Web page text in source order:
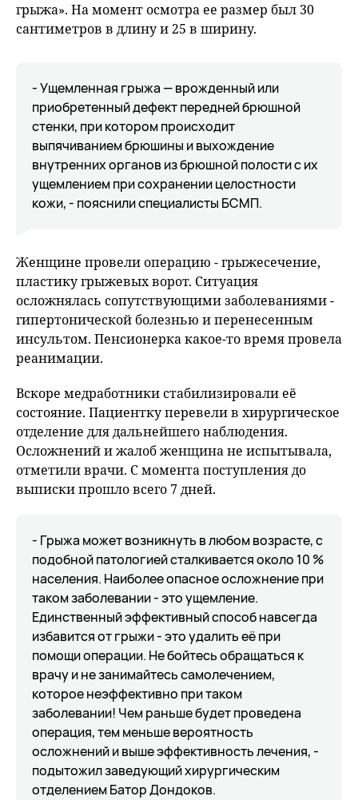
грыжа». На момент осмотра ее размер был 30
сантиметров в длину и 25 в ширину.
- Ущемленная грыжа — врожденный или
приобретенный дефект передней брюшной
стенки, при котором происходит
выпячиванием брюшины и выхождение
внутренних органов из брюшной полости с их
ущемлением при сохранении целостности
кожи, - пояснили специалисты БСМП.
Женщине провели операцию - грыжесечение,
пластику грыжевых ворот. Ситуация
осложнялась сопутствующими заболеваниями -
гипертонической болезнью и перенесенным
инсультом. Пенсионерка какое-то время провела
реанимации.
Вскоре медработники стабилизировали её
состояние. Пациентку перевели в хирургическое
отделение для дальнейшего наблюдения.
Осложнений и жалоб женщина не испытывала,
отметили врачи. С момента поступления до
выписки прошло всего 7 дней.
- Грыжа может возникнуть в любом возрасте, с
подобной патологией сталкивается около 10 %
населения. Наиболее опасное осложнение при
таком заболевании - это ущемление.
Единственный эффективный способ навсегда
избавится от грыжи - это удалить её при
помощи операции. Не бойтесь обращаться к
врачу и не занимайтесь самолечением,
которое неэффективно при таком
заболевании! Чем раньше будет проведена
операция, тем меньше вероятность
осложнений и выше эффективность лечения, -
подытожил заведующий хирургическим
отделением Батор Дондоков.